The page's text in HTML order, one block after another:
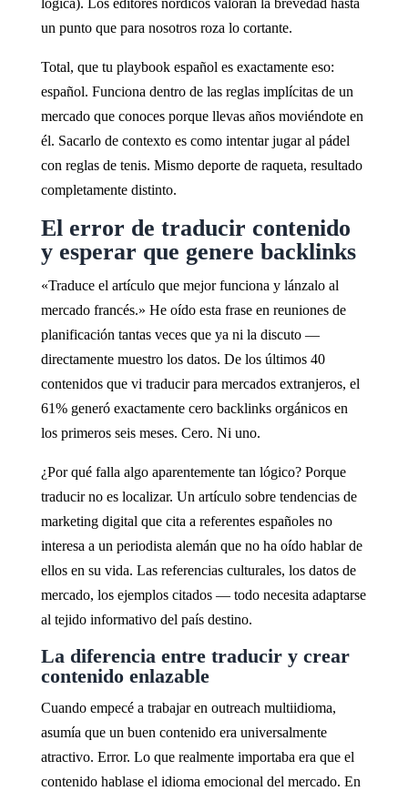
lógica). Los editores nórdicos valoran la brevedad hasta
un punto que para nosotros roza lo cortante.
Total, que tu playbook español es exactamente eso:
español. Funciona dentro de las reglas implícitas de un
mercado que conoces porque llevas años moviéndote en
él. Sacarlo de contexto es como intentar jugar al pádel
con reglas de tenis. Mismo deporte de raqueta, resultado
completamente distinto.
El error de traducir contenido
y esperar que genere backlinks
«Traduce el artículo que mejor funciona y lánzalo al
mercado francés.» He oído esta frase en reuniones de
planificación tantas veces que ya ni la discuto —
directamente muestro los datos. De los últimos 40
contenidos que vi traducir para mercados extranjeros, el
61% generó exactamente cero backlinks orgánicos en
los primeros seis meses. Cero. Ni uno.
¿Por qué falla algo aparentemente tan lógico? Porque
traducir no es localizar. Un artículo sobre tendencias de
marketing digital que cita a referentes españoles no
interesa a un periodista alemán que no ha oído hablar de
ellos en su vida. Las referencias culturales, los datos de
mercado, los ejemplos citados — todo necesita adaptarse
al tejido informativo del país destino.
La diferencia entre traducir y crear
contenido enlazable
Cuando empecé a trabajar en outreach multiidioma,
asumía que un buen contenido era universalmente
atractivo. Error. Lo que realmente importaba era que el
contenido hablase el idioma emocional del mercado. En